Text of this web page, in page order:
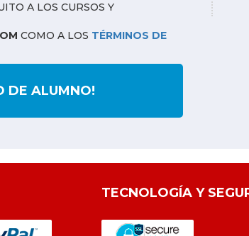
A LOS CURSOS Y
COMO A LOS TÉRMINOS DE
DE ALUMNO!
TECNOLOGÍA Y